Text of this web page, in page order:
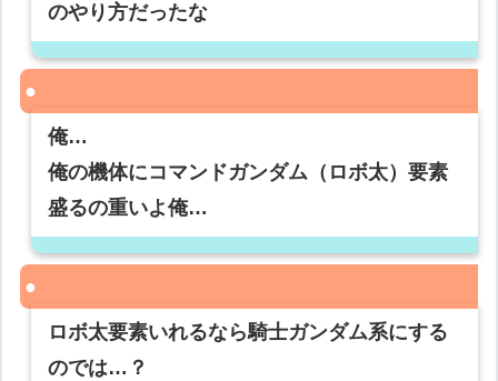
のやり方だったな
俺…
俺の機体にコマンドガンダム（ロボ太）要素
盛るの重いよ俺…
ロボ太要素いれるなら騎士ガンダム系にする
のでは…？